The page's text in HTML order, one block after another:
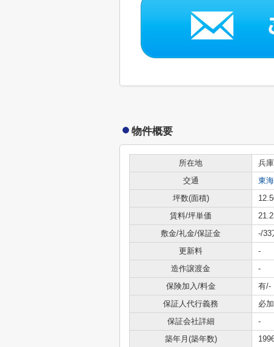
物件概要
所在地 兵
交通
東
坪数(面積)
賃料/坪単価
敷金/礼金/保証金
-/33
更新料
-
造作譲渡金
-
保険加入/料金
有/-
保証人代行義務
必
保証会社詳細
-
築年月(築年数)